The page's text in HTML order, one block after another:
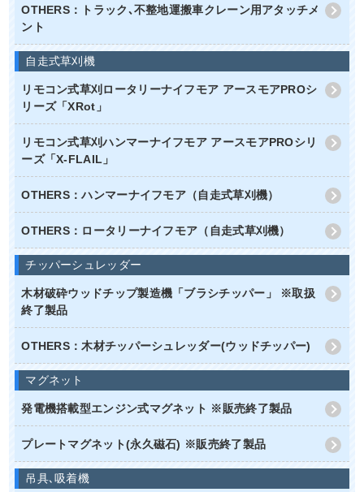
OTHERS：トラック､不整地運搬車クレーン用アタッチメ
ント
自走式草刈機
リモコン式草刈ロータリーナイフモア アースモアPROシ
リーズ「XRot」
リモコン式草刈ハンマーナイフモア アースモアPROシリ
ーズ「X-FLAIL」
OTHERS：ハンマーナイフモア（自走式草刈機）
OTHERS：ロータリーナイフモア（自走式草刈機）
チッパーシュレッダー
木材破砕ウッドチップ製造機「ブラシチッパー」 ※取扱
終了製品
OTHERS：木材チッパーシュレッダー(ウッドチッパー)
マグネット
発電機搭載型エンジン式マグネット ※販売終了製品
プレートマグネット(永久磁石) ※販売終了製品
吊具､吸着機